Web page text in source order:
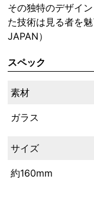
その独特のデザイ
た技術は見る者を
JAPAN）
スペック
素材
ガラス
サイズ
約160mm